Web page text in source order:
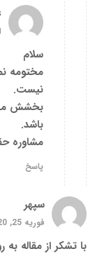
سلام
مختومه
نیست.
بخشش
باشد.
مشاوره
پاسخ
سپهر
فوریه 25, 2020 9:13 ق.ظ
با تشکر از مقاله به